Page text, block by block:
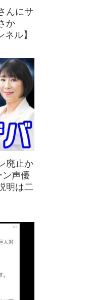
んにサ
か
ル】
廃止か
声優
明は二